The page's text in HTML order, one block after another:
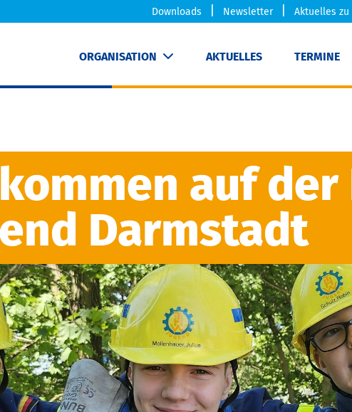
Downloads Newsletter Aktuelles
ORGANISATION AKTUELLES TERMINE
auf der
Darmstadt